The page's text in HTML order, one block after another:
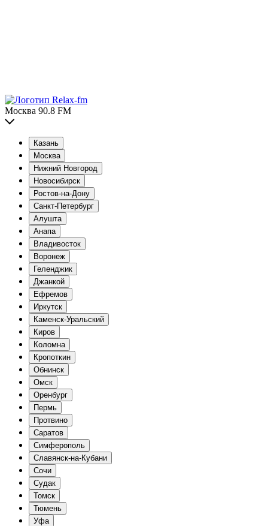
Москва 90.8 FM
Казань
Москва
Нижний Новгород
Новосибирск
Ростов-на-Дону
Санкт-Петербург
Алушта
Анапа
Владивосток
Воронеж
Геленджик
Джанкой
Ефремов
Иркутск
Каменск-Уральский
Киров
Коломна
Кропоткин
Обнинск
Омск
Оренбург
Пермь
Протвино
Саратов
Симферополь
Славянск-на-Кубани
Сочи
Судак
Томск
Тюмень
Уфа